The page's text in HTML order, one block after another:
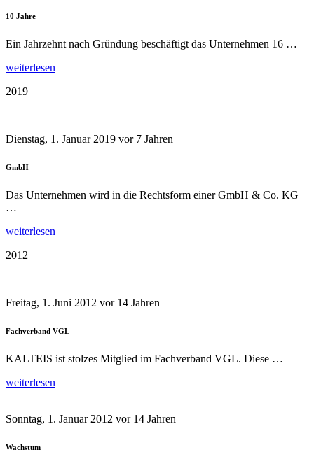
10 Jahre
Ein Jahrzehnt nach Gründung beschäftigt das Unternehmen 16 …
weiterlesen
2019
Dienstag, 1. Januar 2019 vor 7 Jahren
GmbH
Das Unternehmen wird in die Rechtsform einer GmbH & Co. KG
…
weiterlesen
2012
Freitag, 1. Juni 2012 vor 14 Jahren
Fachverband VGL
KALTEIS ist stolzes Mitglied im Fachverband VGL. Diese …
weiterlesen
Sonntag, 1. Januar 2012 vor 14 Jahren
Wachstum